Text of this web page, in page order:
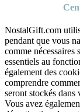
NostalGift.com
pendant que vous
comme nécessaires
essentiels au
également des
comprendre
seront stockés
Vous avez